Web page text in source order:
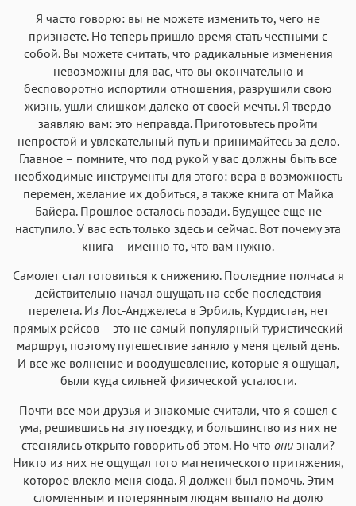
Я часто говорю: вы не можете изменить то, чего не
признаете. Но теперь пришло время стать честными с
собой. Вы можете считать, что радикальные изменения
невозможны для вас, что вы окончательно и
бесповоротно испортили отношения, разрушили свою
жизнь, ушли слишком далеко от своей мечты. Я твердо
заявляю вам: это неправда. Приготовьтесь пройти
непростой и увлекательный путь и принимайтесь за дело.
Главное – помните, что под рукой у вас должны быть все
необходимые инструменты для этого: вера в возможность
перемен, желание их добиться, а также книга от Майка
Байера. Прошлое осталось позади. Будущее еще не
наступило. У вас есть только здесь и сейчас. Вот почему эта
книга – именно то, что вам нужно.
Самолет стал готовиться к снижению. Последние полчаса я
действительно начал ощущать на себе последствия
перелета. Из Лос-Анджелеса в Эрбиль, Курдистан, нет
прямых рейсов – это не самый популярный туристический
маршрут, поэтому путешествие заняло у меня целый день.
И все же волнение и воодушевление, которые я ощущал,
были куда сильней физической усталости.
Почти все мои друзья и знакомые считали, что я сошел с
ума, решившись на эту поездку, и большинство из них не
стеснялись открыто говорить об этом. Но что они знали?
Никто из них не ощущал того магнетического притяжения,
которое влекло меня сюда. Я должен был помочь. Этим
сломленным и потерянным людям выпало на долю